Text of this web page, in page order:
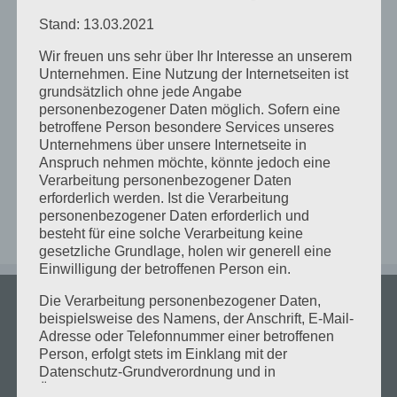
Du bist herzlich zur Teilnahme eingeladen!
dich interessieren, dann trag sie am Besten gleich ein
Um die Tagesordnung anzuschauen und zu
bearbeiten musst du im Wiki als Mitglied angemeldet
sein.
ÖFFNUNGSZEITEN
Dienstag 18:00 bis 20:00
Stand: 13.03.2021
Wir freuen uns sehr über Ihr Interesse an unserem
Unternehmen. Eine Nutzung der Internetseiten ist
grundsätzlich ohne jede Angabe
personenbezogener Daten möglich. Sofern eine
betroffene Person besondere Services unseres
Unternehmens über unsere Internetseite in
Anspruch nehmen möchte, könnte jedoch eine
Verarbeitung personenbezogener Daten
erforderlich werden. Ist die Verarbeitung
personenbezogener Daten erforderlich und
besteht für eine solche Verarbeitung keine
gesetzliche Grundlage, holen wir generell eine
Einwilligung der betroffenen Person ein.
Die Verarbeitung personenbezogener Daten,
beispielsweise des Namens, der Anschrift, E-Mail-
Adresse oder Telefonnummer einer betroffenen
Person, erfolgt stets im Einklang mit der
Datenschutz-Grundverordnung und in